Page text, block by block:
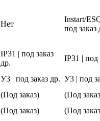
Нет
Instart/
под заказ
IP31 | под заказ
др.
IP31 | под
У3 | под заказ др. У3 | под
(Под заказ)
(Под
(Под заказ)
(Под